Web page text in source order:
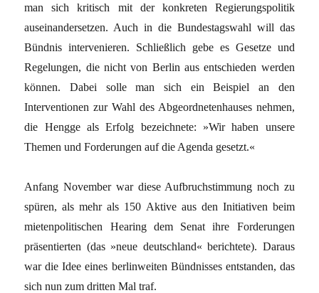
man sich kritisch mit der konkreten Regierungspolitik
auseinandersetzen. Auch in die Bundestagswahl will das
Bündnis intervenieren. Schließlich gebe es Gesetze und
Regelungen, die nicht von Berlin aus entschieden werden
können. Dabei solle man sich ein Beispiel an den
Interventionen zur Wahl des Abgeordnetenhauses nehmen,
die Hengge als Erfolg bezeichnete: »Wir haben unsere
Themen und Forderungen auf die Agenda gesetzt.«
Anfang November war diese Aufbruchstimmung noch zu
spüren, als mehr als 150 Aktive aus den Initiativen beim
mietenpolitischen Hearing dem Senat ihre Forderungen
präsentierten (das »neue deutschland« berichtete). Daraus
war die Idee eines berlinweiten Bündnisses entstanden, das
sich nun zum dritten Mal traf.